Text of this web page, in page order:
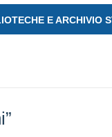
E ARCHIVIO